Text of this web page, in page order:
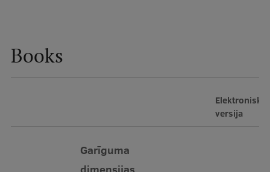
Postgraduate Study Programmes
Your Start in Riga
Books
Elektroniskā
versija
Garīguma